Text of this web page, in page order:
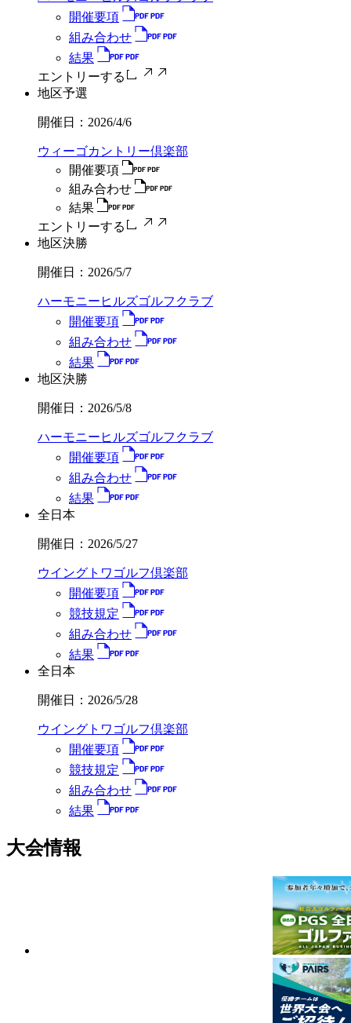
開催要項
組み合わせ
結果
エントリーする
地区予選
開催日： 2026/4/6
ウィーゴカントリー倶楽部
開催要項
組み合わせ
結果
エントリーする
地区決勝
開催日： 2026/5/7
ハーモニーヒルズゴルフクラブ
開催要項
組み合わせ
結果
地区決勝
開催日： 2026/5/8
ハーモニーヒルズゴルフクラブ
開催要項
組み合わせ
結果
全日本
開催日： 2026/5/27
ウイングトワゴルフ倶楽部
開催要項
競技規定
組み合わせ
結果
全日本
開催日： 2026/5/28
ウイングトワゴルフ倶楽部
開催要項
競技規定
組み合わせ
結果
大会情報